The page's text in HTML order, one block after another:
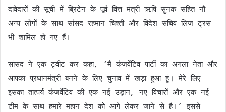
दावेदारों की सूची में ब्रिटेन के पूर्व वित्त मंत्री ऋषि सुनक सहित नौ
अन्य लोगों के साथ सांसद रहमान चिश्ती और विदेश सचिव लिज ट्रस
भी शामिल हो गए हैं।
सांसद ने एक ट्वीट कर कहा, ‘मैं कंजर्वेटिव पार्टी का अगला नेता और
आपका प्रधानमंत्री बनने के लिए चुनाव में खड़ा हुआ हूं। मेरे लिए
इसका तात्पर्य कंजर्वेटिव की एक नई उड़ान, नए विचारों और एक नई
टीम के साथ हमारे महान देश को आगे लेकर जाने से है।’ इससे